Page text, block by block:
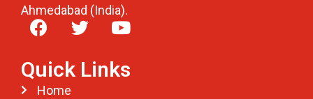
Ahmedabad (India).
Quick Links
Home